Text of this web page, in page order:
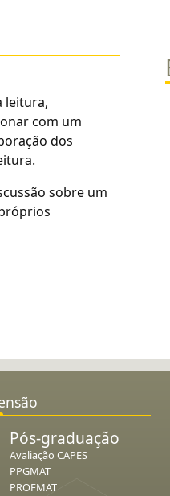
leitura,
com um
dos
sobre um
Pós-graduação
Avaliação CAPES
PPGMAT
PROFMAT